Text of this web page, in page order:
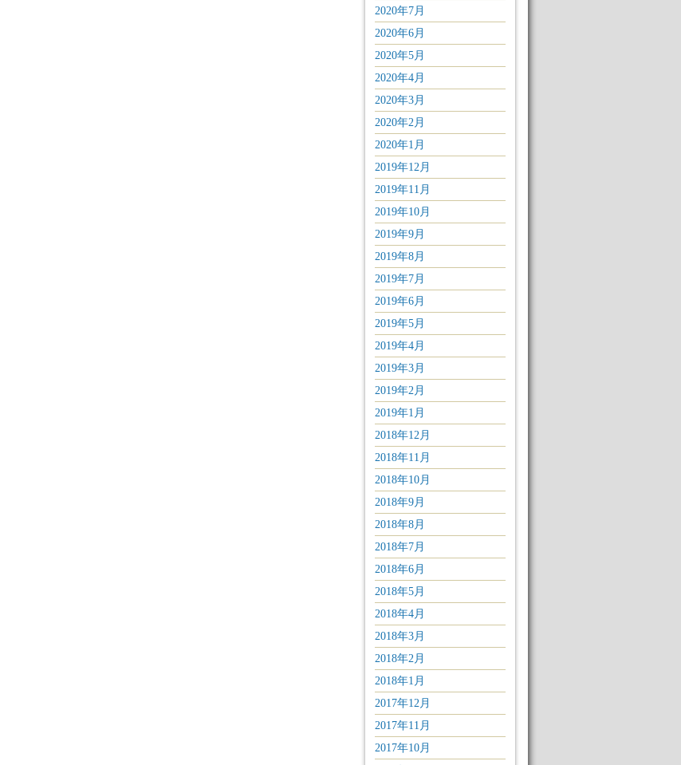
2020年7月
2020年6月
2020年5月
2020年4月
2020年3月
2020年2月
2020年1月
2019年12月
2019年11月
2019年10月
2019年9月
2019年8月
2019年7月
2019年6月
2019年5月
2019年4月
2019年3月
2019年2月
2019年1月
2018年12月
2018年11月
2018年10月
2018年9月
2018年8月
2018年7月
2018年6月
2018年5月
2018年4月
2018年3月
2018年2月
2018年1月
2017年12月
2017年11月
2017年10月